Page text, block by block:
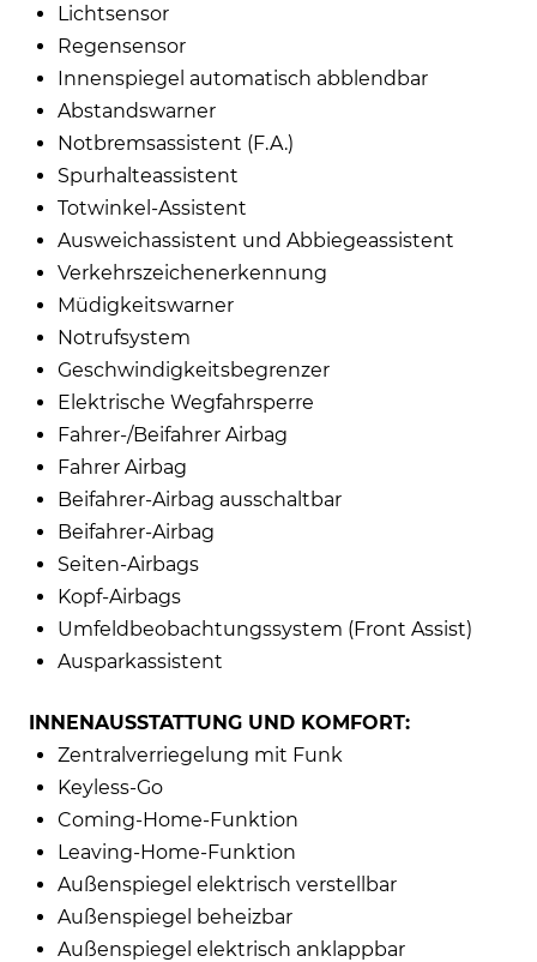
Lichtsensor
Regensensor
Innenspiegel automatisch abblendbar
Abstandswarner
Notbremsassistent (F.A.)
Spurhalteassistent
Totwinkel-Assistent
Ausweichassistent und Abbiegeassistent
Verkehrszeichenerkennung
Müdigkeitswarner
Notrufsystem
Geschwindigkeitsbegrenzer
Elektrische Wegfahrsperre
Fahrer-/Beifahrer Airbag
Fahrer Airbag
Beifahrer-Airbag ausschaltbar
Beifahrer-Airbag
Seiten-Airbags
Kopf-Airbags
Umfeldbeobachtungssystem (Front Assist)
Ausparkassistent
INNENAUSSTATTUNG UND KOMFORT:
Zentralverriegelung mit Funk
Keyless-Go
Coming-Home-Funktion
Leaving-Home-Funktion
Außenspiegel elektrisch verstellbar
Außenspiegel beheizbar
Außenspiegel elektrisch anklappbar